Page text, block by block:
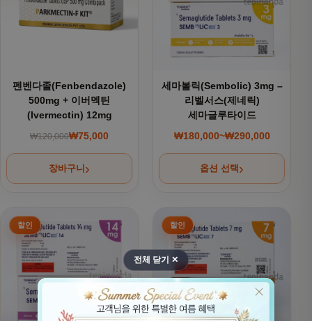
펜벤다졸(Fenbendazole)
500mg + 이버멕틴
(Ivermectin) 12mg
₩120,000원래 가격: ₩120,000.
₩75,000
현재 가격: ₩75,000.
장바구니
세마볼릭(Sembolic) 3mg –
리벨서스(제네릭)
세마글루타이드
₩180,000~₩290,000
가격 범위:
옵션 선택
여러 상품 옵션이 이 상품에 있습니다. 상품 페이지에서 옵션
여러 상품 옵션이 이 상품에
전체 닫기 ✕